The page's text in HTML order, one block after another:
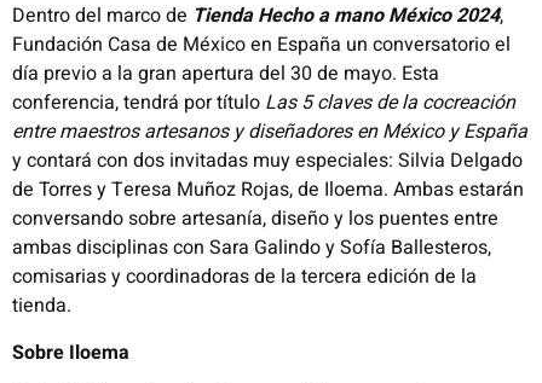
Dentro del marco de Tienda Hecho a mano México 2024,
Fundación Casa de México en España un conversatorio el
día previo a la gran apertura del 30 de mayo. Esta
conferencia, tendrá por título Las 5 claves de la cocreación
entre maestros artesanos y diseñadores en México y España
y contará con dos invitadas muy especiales: Silvia Delgado
de Torres y Teresa Muñoz Rojas, de Iloema. Ambas estarán
conversando sobre artesanía, diseño y los puentes entre
ambas disciplinas con Sara Galindo y Sofía Ballesteros,
comisarias y coordinadoras de la tercera edición de la
tienda.
Sobre Iloema